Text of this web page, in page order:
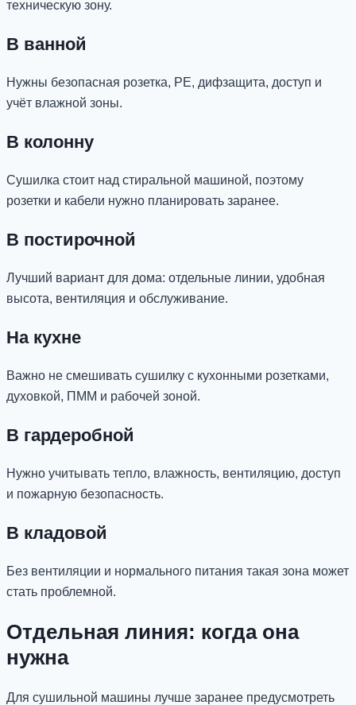
техническую зону.
В ванной
Нужны безопасная розетка, PE, дифзащита, доступ и
учёт влажной зоны.
В колонну
Сушилка стоит над стиральной машиной, поэтому
розетки и кабели нужно планировать заранее.
В постирочной
Лучший вариант для дома: отдельные линии, удобная
высота, вентиляция и обслуживание.
На кухне
Важно не смешивать сушилку с кухонными розетками,
духовкой, ПММ и рабочей зоной.
В гардеробной
Нужно учитывать тепло, влажность, вентиляцию, доступ
и пожарную безопасность.
В кладовой
Без вентиляции и нормального питания такая зона может
стать проблемной.
Отдельная линия: когда она
нужна
Для сушильной машины лучше заранее предусмотреть